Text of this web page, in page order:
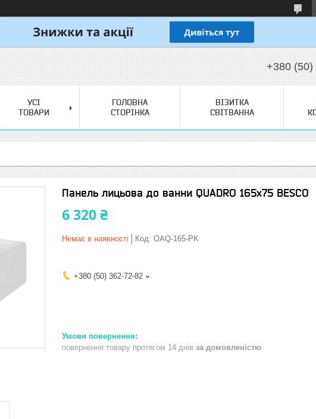
+380 (50)
УСІ
ТОВАРИ
ГОЛОВНА
СТОРІНКА
ВІЗИТКА
СВІТВАННА
Панель лицьова до ванни QUADRO 165x75 BESCO
6 320 ₴
Немає в наявності Код: OAQ-165-PK
+380 (50) 362-72-82
повернення товару протягом 14 днів за домовленістю